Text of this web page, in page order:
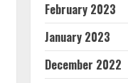
February 2023
January 2023
December 2022